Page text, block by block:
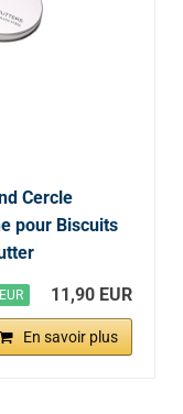
Cercle
pour Biscuits
11,90 EUR
En savoir plus